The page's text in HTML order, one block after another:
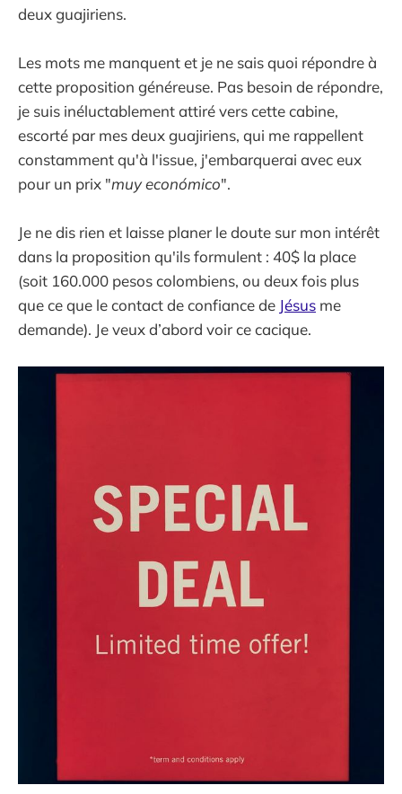
deux guajiriens.
Les mots me manquent et je ne sais quoi répondre à
cette proposition généreuse. Pas besoin de répondre,
je suis inéluctablement attiré vers cette cabine,
escorté par mes deux guajiriens, qui me rappellent
constamment qu'à l'issue, j'embarquerai avec eux
pour un prix "muy económico".
Je ne dis rien et laisse planer le doute sur mon intérêt
dans la proposition qu'ils formulent : 40$ la place
(soit 160.000 pesos colombiens, ou deux fois plus
que ce que le contact de confiance de Jésus me
demande). Je veux d’abord voir ce cacique.